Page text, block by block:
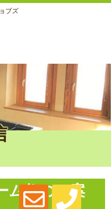
ブズ
ム祭のご案